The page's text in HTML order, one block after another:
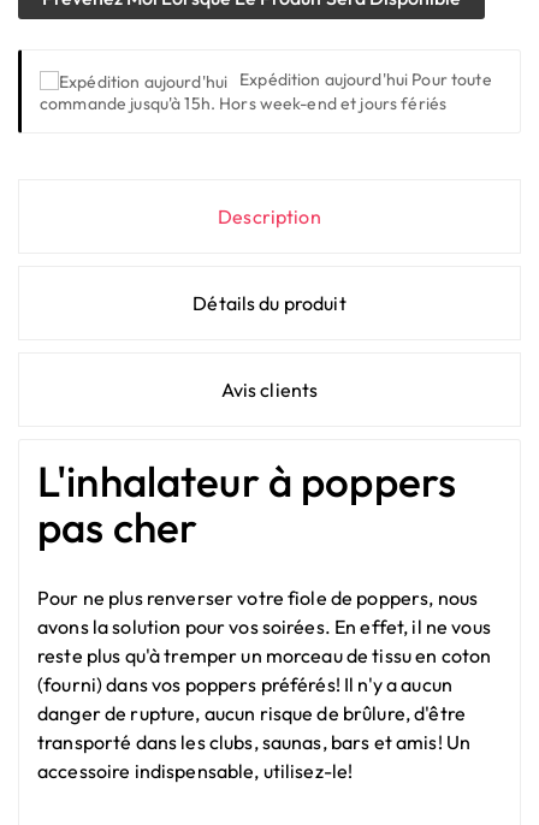
Expédition aujourd'hui Pour toute
commande jusqu'à 15h. Hors week-end et jours fériés
Description
Détails du produit
Avis clients
L'inhalateur à poppers
pas cher
Pour ne plus renverser votre fiole de poppers, nous
avons la solution pour vos soirées. En effet, il ne vous
reste plus qu'à tremper un morceau de tissu en coton
(fourni) dans vos poppers préférés! Il n'y a aucun
danger de rupture, aucun risque de brûlure, d'être
transporté dans les clubs, saunas, bars et amis! Un
accessoire indispensable, utilisez-le!